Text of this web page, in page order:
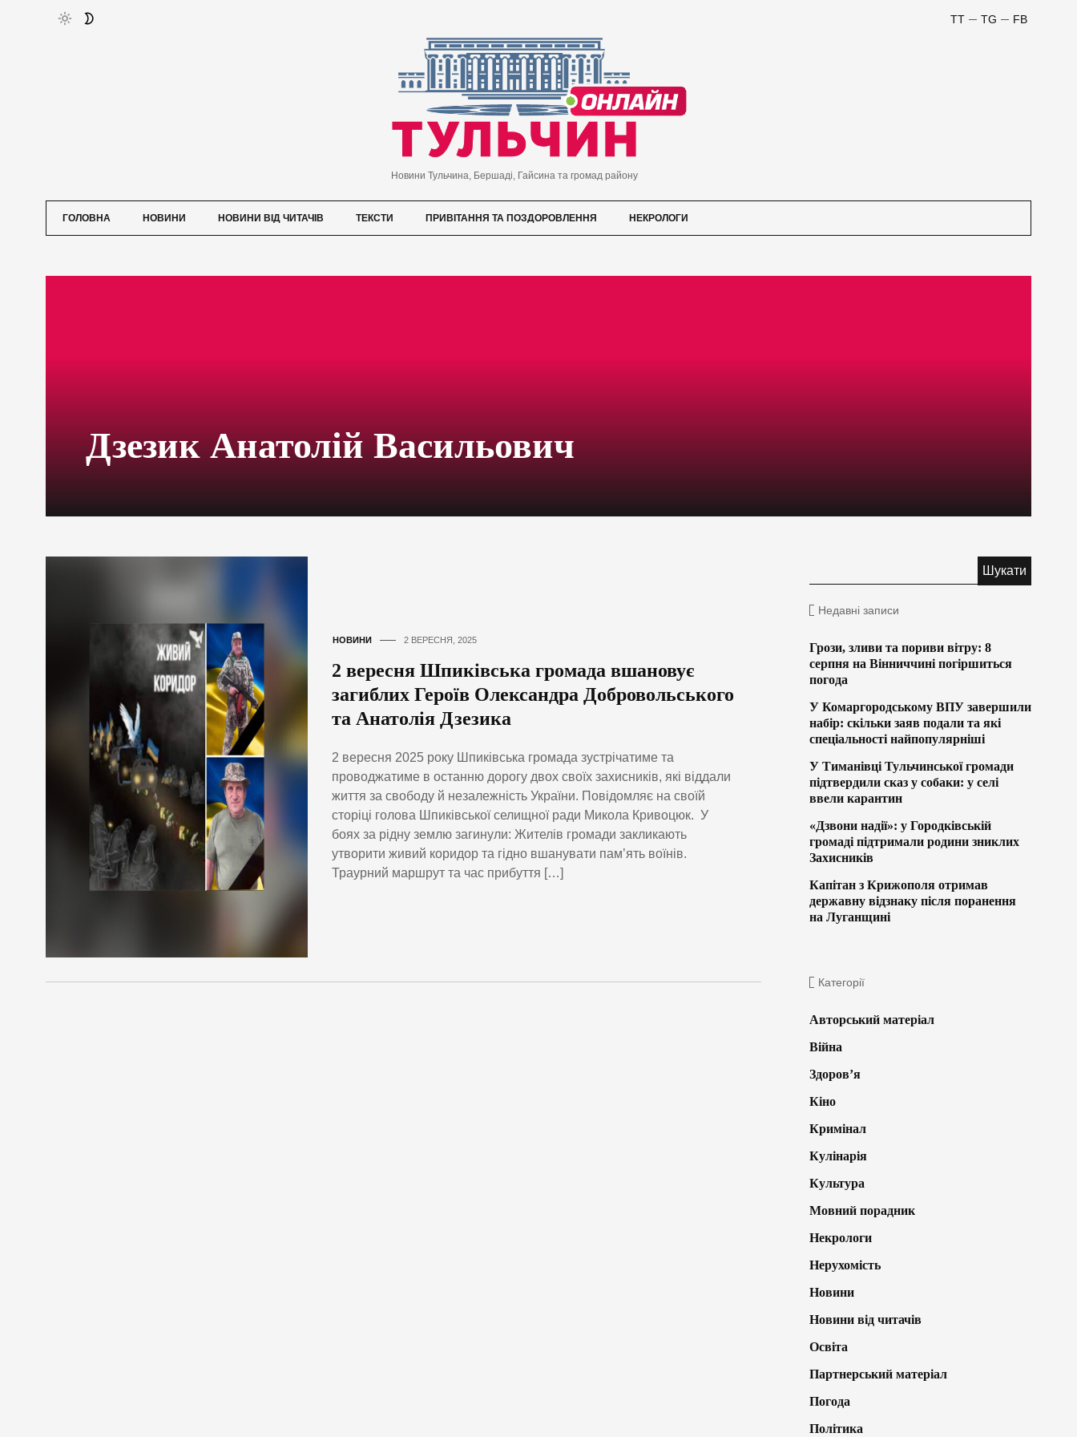
FB
TG
TT
Новини Тульчина, Бершаді, Гайсина та громад району
ГОЛОВНА НОВИНИ НОВИНИ ВІД ЧИТАЧІВ ТЕКСТИ ПРИВІТАННЯ ТА ПОЗДОРОВЛЕННЯ НЕКРОЛОГИ
Дзезик Анатолій Васильович
НОВИНИ 2 ВЕРЕСНЯ, 2025
2 вересня Шпиківська громада вшановує
загиблих Героїв Олександра Добровольського
та Анатолія Дзезика
2 вересня 2025 року Шпиківська громада зустрічатиме та
проводжатиме в останню дорогу двох своїх захисників, які віддали
життя за свободу й незалежність України. Повідомляє на своїй
сторіці голова Шпиківської селищної ради Микола Кривоцюк. У
боях за рідну землю загинули: Жителів громади закликають
утворити живий коридор та гідно вшанувати пам’ять воїнів.
Траурний маршрут та час прибуття […]
Недавні записи
Грози, зливи та пориви вітру: 8
серпня на Вінниччині погіршиться
погода
У Комаргородському ВПУ завершили
набір: скільки заяв подали та які
спеціальності найпопулярніші
У Тиманівці Тульчинської громади
підтвердили сказ у собаки: у селі
ввели карантин
«Дзвони надії»: у Городківській
громаді підтримали родини зниклих
Захисників
Капітан з Крижополя отримав
державну відзнаку після поранення
на Луганщині
Категорії
Авторський матеріал
Війна
Здоров’я
Кіно
Кримінал
Кулінарія
Культура
Мовний порадник
Некрологи
Нерухомість
Новини
Новини від читачів
Освіта
Партнерський матеріал
Погода
Політика